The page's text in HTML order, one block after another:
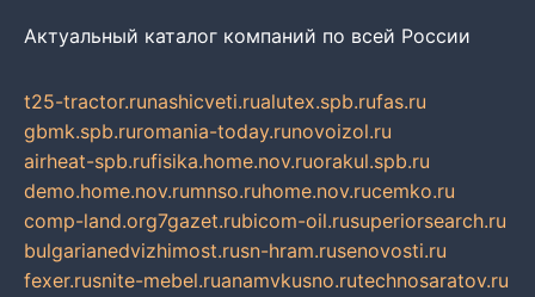
Актуальный каталог компаний по всей России
t25-tractor.runashicveti.rualutex.spb.rufas.ru
gbmk.spb.ruromania-today.runovoizol.ru
airheat-spb.rufisika.home.nov.ruorakul.spb.ru
demo.home.nov.rumnso.ruhome.nov.rucemko.ru
comp-land.org7gazet.rubicom-oil.rusuperiorsearch.ru
bulgarianedvizhimost.rusn-hram.rusenovosti.ru
fexer.rusnite-mebel.ruanamvkusno.rutechnosaratov.ru